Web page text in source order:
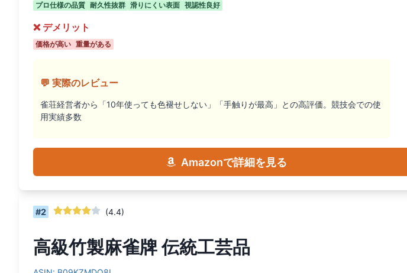
プロ仕様の品質 耐久性抜群 滑りにくい表面 視認性良好
❌ デメリット
価格が高い 重量がある
💬 実際のレビュー
雀荘経営者から「10年使っても色褪せしない」「手触りが最高」との高評価。競技会での使
用実績多数
Amazonで詳細を見る
#2 (4.4)
高級竹製麻雀牌 伝統工芸品